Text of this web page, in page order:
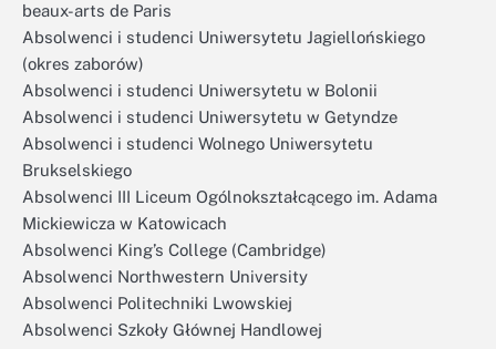
beaux-arts de Paris
Absolwenci i studenci Uniwersytetu Jagiellońskiego
(okres zaborów)
Absolwenci i studenci Uniwersytetu w Bolonii
Absolwenci i studenci Uniwersytetu w Getyndze
Absolwenci i studenci Wolnego Uniwersytetu
Brukselskiego
Absolwenci III Liceum Ogólnokształcącego im. Adama
Mickiewicza w Katowicach
Absolwenci King’s College (Cambridge)
Absolwenci Northwestern University
Absolwenci Politechniki Lwowskiej
Absolwenci Szkoły Głównej Handlowej